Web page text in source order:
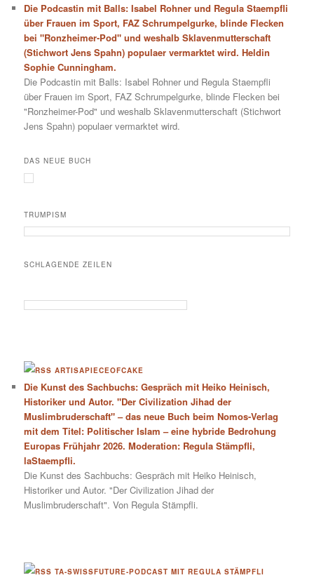
Die Podcastin mit Balls: Isabel Rohner und Regula Staempfli
über Frauen im Sport, FAZ Schrumpelgurke, blinde Flecken
bei "Ronzheimer-Pod" und weshalb Sklavenmutterschaft
(Stichwort Jens Spahn) populaer vermarktet wird. Heldin
Sophie Cunningham.
Die Podcastin mit Balls: Isabel Rohner und Regula Staempfli
über Frauen im Sport, FAZ Schrumpelgurke, blinde Flecken bei
"Ronzheimer-Pod" und weshalb Sklavenmutterschaft (Stichwort
Jens Spahn) populaer vermarktet wird.
DAS NEUE BUCH
TRUMPISM
SCHLAGENDE ZEILEN
ARTISAPIECEOFCAKE
Die Kunst des Sachbuchs: Gespräch mit Heiko Heinisch,
Historiker und Autor. "Der Civilization Jihad der
Muslimbruderschaft" – das neue Buch beim Nomos-Verlag
mit dem Titel: Politischer Islam – eine hybride Bedrohung
Europas Frühjahr 2026. Moderation: Regula Stämpfli,
laStaempfli.
Die Kunst des Sachbuchs: Gespräch mit Heiko Heinisch,
Historiker und Autor. "Der Civilization Jihad der
Muslimbruderschaft". Von Regula Stämpfli.
TA-SWISSFUTURE-PODCAST MIT REGULA STÄMPFLI